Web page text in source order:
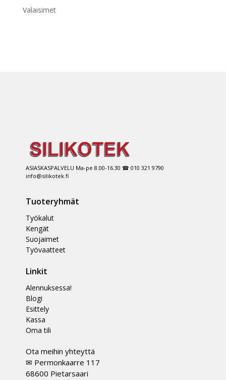
Valaisimet
ASIASKASPALVELU Ma-pe 8.00-16.30 ☎ 010 321 9790
info@silikotek.fi
Tuoteryhmät
Työkalut
Kengät
Suojaimet
Työvaatteet
Linkit
Alennuksessa!
Blogi
Esittely
Kassa
Oma tili
Ota meihin yhteyttä
✉ Permonkaarre 117
68600 Pietarsaari